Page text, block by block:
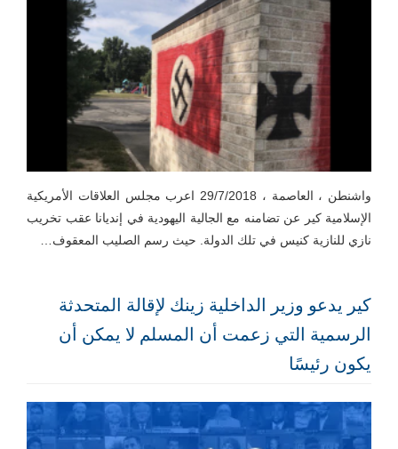
واشنطن ، العاصمة ، 29/7/2018 اعرب مجلس العلاقات الأمريكية
الإسلامية كير عن تضامنه مع الجالية اليهودية في إنديانا عقب تخريب
نازي للنازية كنيس في تلك الدولة. حيث رسم الصليب المعقوف…
كير يدعو وزير الداخلية زينك لإقالة المتحدثة
الرسمية التي زعمت أن المسلم لا يمكن أن
يكون رئيسًا